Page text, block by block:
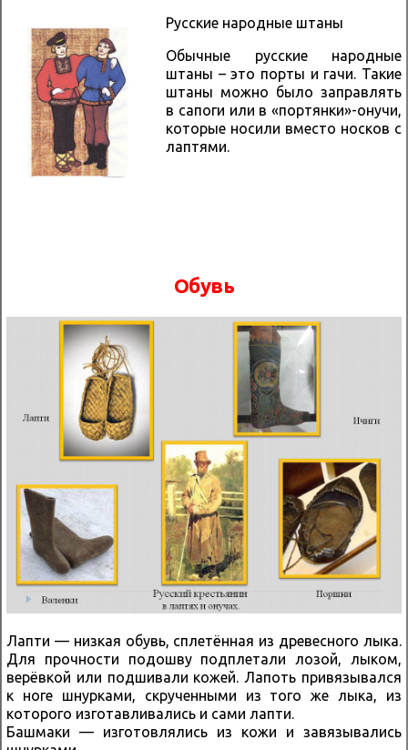
Русские народные штаны
Обычные русские народные
штаны – это порты и гачи. Такие
штаны можно было заправлять
в сапоги или в «портянки»-онучи,
которые носили вместо носков с
лаптями.
Обувь
Лапти — низкая обувь, сплетённая из древесного лыка.
Для прочности подошву подплетали лозой, лыком,
верёвкой или подшивали кожей. Лапоть привязывался
к ноге шнурками, скрученными из того же лыка, из
которого изготавливались и сами лапти.
Башмаки — изготовлялись из кожи и завязывались